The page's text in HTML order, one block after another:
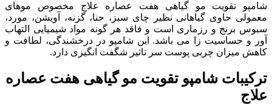
شامپو تقویت مو گیاهی هفت عصاره علاج مخصوص موهای
معمولی حاوی گیاهانی نظیر چای سبز، حنا، گزنه، آویشن، مورد،
سبوس برنج و رزماری است و فاقد هر گونه مواد شیمیایی التهاب
آور و حساسیت زا می باشد. این شامپو در درخشندگی، لطافت و
کاهش میزان چربی پوست سر تاثیر شگفت انگیزی دارد.
ترکیبات شامپو تقویت مو گیاهی هفت عصاره
علاج